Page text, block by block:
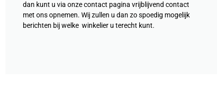
dan kunt u via onze contact pagina vrijblijvend contact
met ons opnemen. Wij zullen u dan zo spoedig mogelijk
berichten bij welke winkelier u terecht kunt.